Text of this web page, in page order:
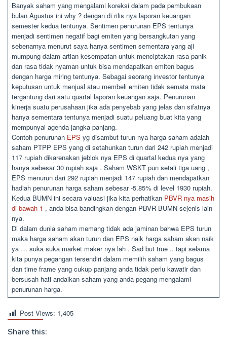
Banyak saham yang mengalami koreksi dalam pada pembukaan
bulan Agustus ini why ? dengan di rilis nya laporan keuangan
semester kedua tentunya. Sentimen penurunan EPS tentunya
menjadi sentimen negatif bagi emiten yang bersangkutan yang
sebenarnya menurut saya hanya sentimen sementara yang aji
mumpung dalam artian kesempatan untuk menciptakan rasa panik
dan rasa tidak nyaman untuk bisa mendapatkan emiten bagus
dengan harga miring tentunya. Sebagai seorang investor tentunya
keputusan untuk menjual atau membeli emiten tidak semata mata
tergantung dari satu quartal laporan keuangan saja. Penurunan
kinerja suatu perusahaan jika ada penyebab yang jelas dan sifatnya
hanya sementara tentunya menjadi suatu peluang buat kita yang
mempunyai agenda jangka panjang.
Contoh penurunanEPS yg disambut turun nya harga saham adalah
saham PTPP EPS yang di setahunkan turun dari 242 rupiah menjadi
117 rupiah dikarenakan jeblok nya EPS di quartal kedua nya yang
hanya sebesar 30 rupiah saja . Saham WSKT pun setali tiga uang ,
EPS menurun dari 292 rupiah menjadi 147 rupiah dan mendapatkan
hadiah penurunan harga saham sebesar -5.85% di level 1930 rupiah.
Kedua BUMN ini secara valuasi jika kita perhatikanPBVR nya masih
di bawah 1 , anda bisa bandingkan dengan PBVR BUMN sejenis lain
nya.
Di dalam dunia saham memang tidak ada jaminan bahwa EPS turun
maka harga saham akan turun dan EPS naik harga saham akan naik
ya … suka suka market maker nya lah . Sad but true .. tapi selama
kita punya pegangan tersendiri dalam memilih saham yang bagus
dan time frame yang cukup panjang anda tidak perlu kawatir dan
bersusah hati andaikan saham yang anda pegang mengalami
penurunan harga.
Post Views: 1,405
Share this: